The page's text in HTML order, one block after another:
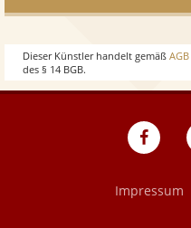
Dieser Künstler handelt gemäß
des § 14 BGB.
Impressum